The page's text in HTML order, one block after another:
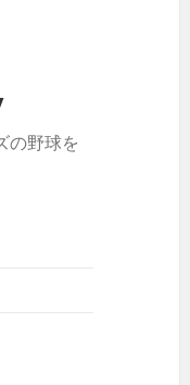
の野球を